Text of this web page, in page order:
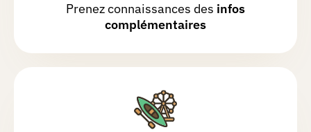
Prenez connaissances des infos
complémentaires